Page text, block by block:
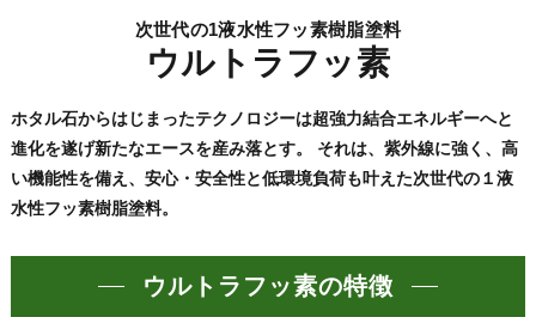
次世代の1液水性フッ素樹脂塗料
ウルトラフッ素
ホタル石からはじまったテクノロジーは超強力結合エネルギーへと
進化を遂げ新たなエースを産み落とす。 それは、紫外線に強く、高
い機能性を備え、安心・安全性と低環境負荷も叶えた次世代の１液
水性フッ素樹脂塗料。
ウルトラフッ素の特徴